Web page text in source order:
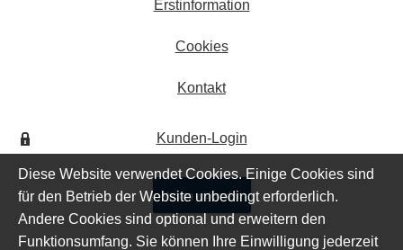
Erstinformation
Cookies
Kontakt
Kunden-Login
Vertrag widerrufen
Diese Website verwendet Cookies. Einige Cookies sind
für den Betrieb der Website unbedingt erforderlich.
Andere Cookies sind optional und erweitern den
Funktionsumfang. Sie können Ihre Einwilligung jederzeit